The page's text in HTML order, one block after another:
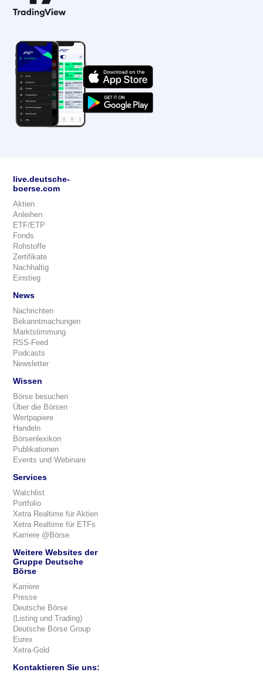
live.deutsche-
boerse.com
Aktien
Anleihen
ETF/ETP
Fonds
Rohstoffe
Zertifikate
Nachhaltig
Einstieg
News
Nachrichten
Bekanntmachungen
Marktstimmung
RSS-Feed
Podcasts
Newsletter
Wissen
Börse besuchen
Über die Börsen
Wertpapiere
Handeln
Börsenlexikon
Publikationen
Events und Webinare
Services
Watchlist
Portfolio
Xetra Realtime für Aktien
Xetra Realtime für ETFs
Karriere @Börse
Weitere Websites der
Gruppe Deutsche
Börse
Karriere
Presse
Deutsche Börse
(Listing und Trading)
Deutsche Börse Group
Eurex
Xetra-Gold
Kontaktieren Sie uns: